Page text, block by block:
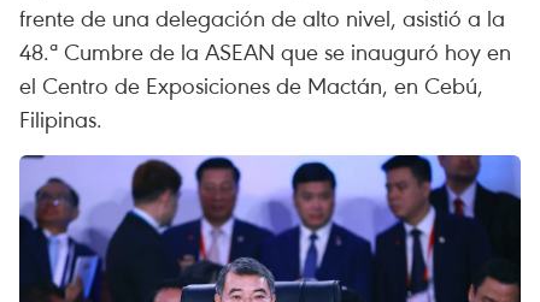
frente de una delegación de alto nivel, asistió a la
48.ª Cumbre de la ASEAN que se inauguró hoy en
el Centro de Exposiciones de Mactán, en Cebú,
Filipinas.